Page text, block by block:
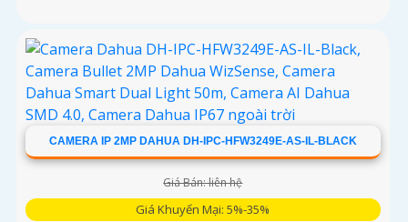
CAMERA IP 2MP DAHUA DH-IPC-HFW3249E-AS-IL-BLACK
Giá Bán: liên hệ
Giá Khuyến Mại: 5%-35%